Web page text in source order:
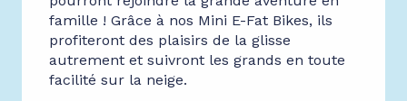
famille ! Grâce à nos Mini E-Fat Bikes, ils
profiteront des plaisirs de la glisse
autrement et suivront les grands en toute
facilité sur la neige.